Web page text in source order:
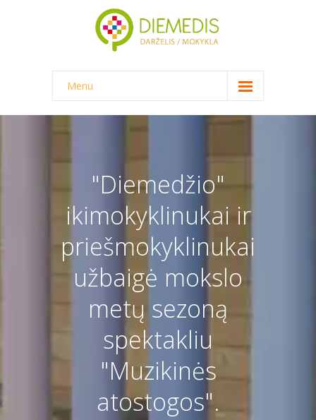
Menu
NAUJIENOS
-- DARŽELINUKO DIENA
-- DARŽELIO APLINKA
-- MAITINIMAS
PRADINĖ MOKYKLA
-- PRADINUKO DIENA
-- MOKYKLOS APLINKA
-- MAITINIMAS
"Diemedžio"
ikimokyklinukai ir
priešmokyklinukai
užbaigė mokslo
metų sezoną
spektakliu
"Muzikinės
atostogos".